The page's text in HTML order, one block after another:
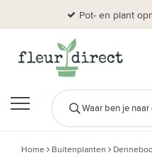
Pot- en plant
Home Buitenplanten